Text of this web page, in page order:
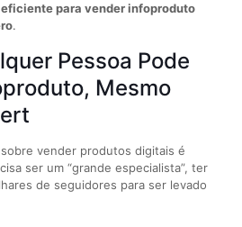
para vender infoproduto
.
Pessoa Pode
Mesmo
vender produtos digitais é
ser um “grande especialista”, ter
de seguidores para ser levado